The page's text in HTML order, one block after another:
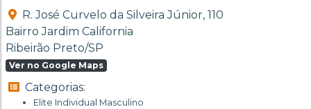
R. José Curvelo da Silveira Júnior, 110
Bairro Jardim California
Ribeirão Preto/SP
Ver no Google Maps
Categorias:
Elite Individual Masculino